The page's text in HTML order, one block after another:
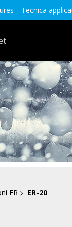
Tecnica
ER ER-20